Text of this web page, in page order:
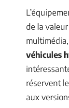
de la
véhicules
réservent
aux